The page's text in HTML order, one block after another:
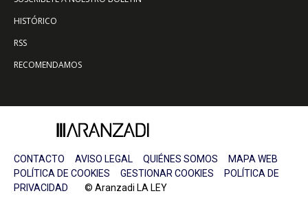
HISTÓRICO
RSS
RECOMENDAMOS
CONTACTO AVISO LEGAL QUIÉNES SOMOS
MAPA WEB
POLÍTICA DE COOKIES
GESTIONAR COOKIES
POLÍTICA DE
PRIVACIDAD © Aranzadi LA LEY